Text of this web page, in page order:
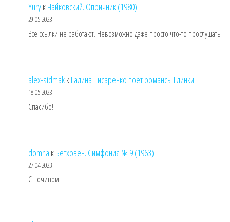
YuryкЧайковский. Опричник (1980)
29.05.2023
Все ссылки не работают. Невозможно даже просто что-то прослушать.
alex-sidmakкГалина Писаренко поет романсы Глинки
18.05.2023
Спасибо!
domna кБетховен. Симфония № 9 (1963)
27.04.2023
С почином!